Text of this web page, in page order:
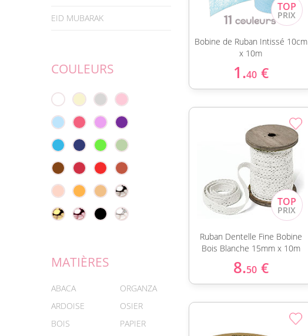
EID MUBARAK
COULEURS
MATIÈRES
ABACA
ARDOISE
BOIS
ORGANZA
OSIER
PAPIER
Bobine de Ruban Intissé 10cm
x 10m
1.40 €
Ruban Dentelle Fine Bobine
Bois Blanche 15mm x 10m
8.50 €